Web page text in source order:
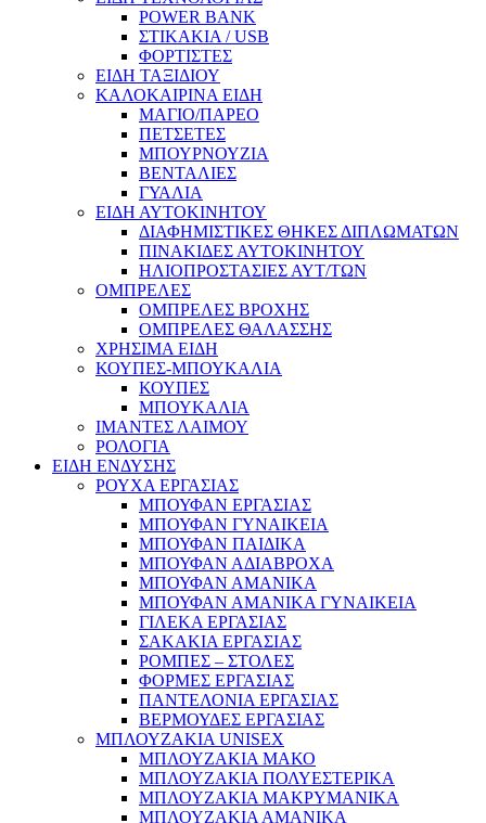
POWER BANK
ΣΤΙΚΑΚΙΑ / USB
ΦΟΡΤΙΣΤΕΣ
ΕΙΔΗ ΤΑΞΙΔΙΟΥ
ΚΑΛΟΚΑΙΡΙΝΑ ΕΙΔΗ
ΜΑΓΙΟ/ΠΑΡΕΟ
ΠΕΤΣΕΤΕΣ
ΜΠΟΥΡΝΟΥΖΙΑ
ΒΕΝΤΑΛΙΕΣ
ΓΥΑΛΙΑ
ΕΙΔΗ ΑΥΤΟΚΙΝΗΤΟΥ
ΔΙΑΦΗΜΙΣΤΙΚΕΣ ΘΗΚΕΣ ΔΙΠΛΩΜΑΤΩΝ
ΠΙΝΑΚΙΔΕΣ ΑΥΤΟΚΙΝΗΤΟΥ
ΗΛΙΟΠΡΟΣΤΑΣΙΕΣ ΑΥΤ/ΤΩΝ
ΟΜΠΡΕΛΕΣ
ΟΜΠΡΕΛΕΣ ΒΡΟΧΗΣ
ΟΜΠΡΕΛΕΣ ΘΑΛΑΣΣΗΣ
ΧΡΗΣΙΜΑ ΕΙΔΗ
ΚΟΥΠΕΣ-ΜΠΟΥΚΑΛΙΑ
ΚΟΥΠΕΣ
ΜΠΟΥΚΑΛΙΑ
ΙΜΑΝΤΕΣ ΛΑΙΜΟΥ
ΡΟΛΟΓΙΑ
ΕΙΔΗ ΕΝΔΥΣΗΣ
ΡΟΥΧΑ ΕΡΓΑΣΙΑΣ
ΜΠΟΥΦΑΝ ΕΡΓΑΣΙΑΣ
ΜΠΟΥΦΑΝ ΓΥΝΑΙΚΕΙΑ
ΜΠΟΥΦΑΝ ΠΑΙΔΙΚΑ
ΜΠΟΥΦΑΝ ΑΔΙΑΒΡΟΧΑ
ΜΠΟΥΦΑΝ ΑΜΑΝΙΚΑ
ΜΠΟΥΦΑΝ ΑΜΑΝΙΚΑ ΓΥΝΑΙΚΕΙΑ
ΓΙΛΕΚΑ ΕΡΓΑΣΙΑΣ
ΣΑΚΑΚΙΑ ΕΡΓΑΣΙΑΣ
ΡΟΜΠΕΣ – ΣΤΟΛΕΣ
ΦΟΡΜΕΣ ΕΡΓΑΣΙΑΣ
ΠΑΝΤΕΛΟΝΙΑ ΕΡΓΑΣΙΑΣ
ΒΕΡΜΟΥΔΕΣ ΕΡΓΑΣΙΑΣ
ΜΠΛΟΥΖΑΚΙΑ UNISEX
ΜΠΛΟΥΖΑΚΙΑ ΜΑΚΟ
ΜΠΛΟΥΖΑΚΙΑ ΠΟΛΥΕΣΤΕΡΙΚΑ
ΜΠΛΟΥΖΑΚΙΑ ΜΑΚΡΥΜΑΝΙΚΑ
ΜΠΛΟΥΖΑΚΙΑ ΑΜΑΝΙΚΑ